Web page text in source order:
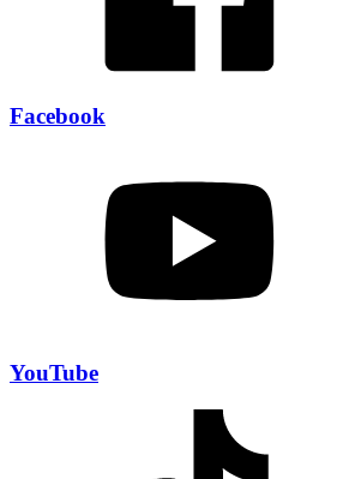
Facebook
YouTube